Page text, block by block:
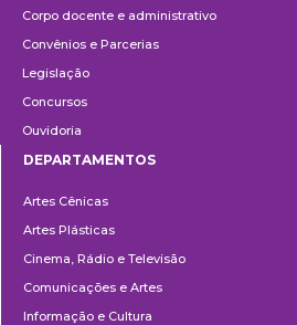
Corpo docente e administrativo
Convênios e Parcerias
Legislação
Concursos
Ouvidoria
DEPARTAMENTOS
Artes Cênicas
Artes Plásticas
Cinema, Rádio e Televisão
Comunicações e Artes
Informação e Cultura